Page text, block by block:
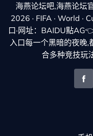
海燕论坛吧,海燕论坛
2026 · FIFA · World ·
口·网址：BAIDU點
入口每一个黑暗的夜晚
合多种竞技玩